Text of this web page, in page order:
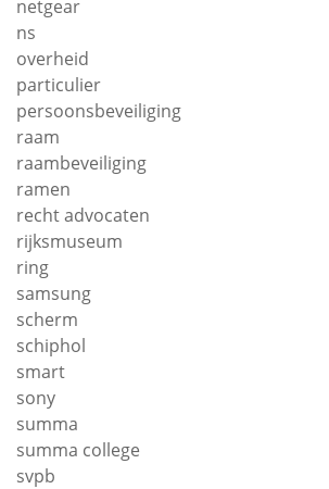
netgear
ns
overheid
particulier
persoonsbeveiliging
raam
raambeveiliging
ramen
recht advocaten
rijksmuseum
ring
samsung
scherm
schiphol
smart
sony
summa
summa college
svpb